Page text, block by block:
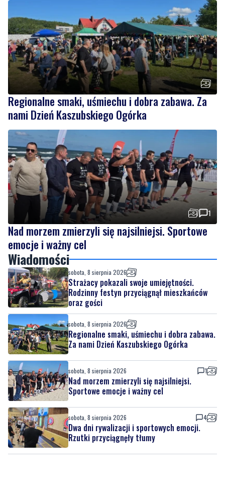
Regionalne smaki, uśmiechu i dobra zabawa. Za
nami Dzień Kaszubskiego Ogórka
1
Nad morzem zmierzyli się najsilniejsi. Sportowe
emocje i ważny cel
Wiadomości
sobota, 8 sierpnia 2026
Strażacy pokazali swoje umiejętności.
Rodzinny festyn przyciągnął mieszkańców
oraz gości
sobota, 8 sierpnia 2026
Regionalne smaki, uśmiechu i dobra zabawa.
Za nami Dzień Kaszubskiego Ogórka
sobota, 8 sierpnia 2026 1
Nad morzem zmierzyli się najsilniejsi.
sobota, 8 sierpnia 2026
Dwa dni rywalizacji i sportowych emocji.